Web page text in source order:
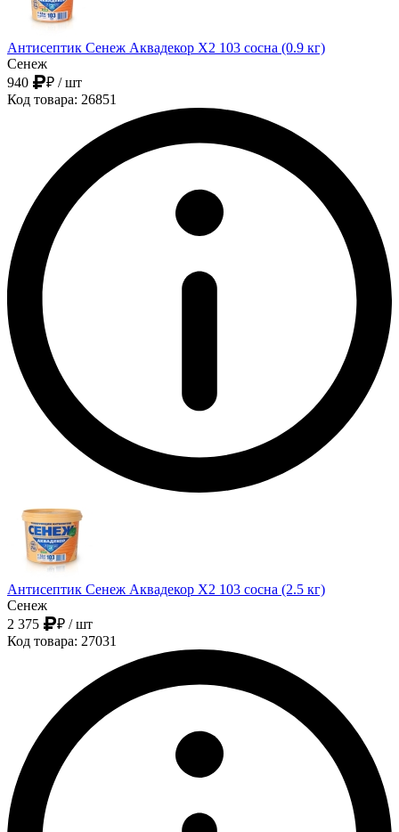
Антисептик Сенеж Аквадекор Х2 103 сосна (0.9 кг)
Сенеж
940
₽ / шт
Код товара: 26851
Антисептик Сенеж Аквадекор Х2 103 сосна (2.5 кг)
Сенеж
2 375
₽ / шт
Код товара: 27031